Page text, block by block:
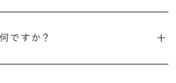
エディングバンド）と呼ばれます。
に着けるのが一般的です。しかし、実
ですか？